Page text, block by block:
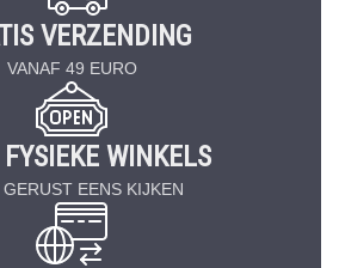
VERZENDING
VANAF 49 EURO
WINKELS
EENS KIJKEN